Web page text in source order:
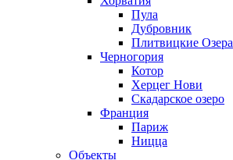
Пула
Дубровник
Плитвицкие Озера
Черногория
Котор
Херцег Нови
Скадарское озеро
Франция
Париж
Ницца
Объекты